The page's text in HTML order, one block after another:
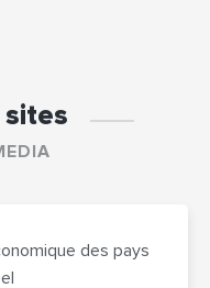
sites
des pays